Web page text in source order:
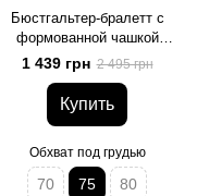
Бюстгальтер-бралетт с
формованной чашкой
LingaDore 6613TB, шоколад,
75, B
1 439 грн 2 495 грн
Купить
Обхват под грудью
70 75 80